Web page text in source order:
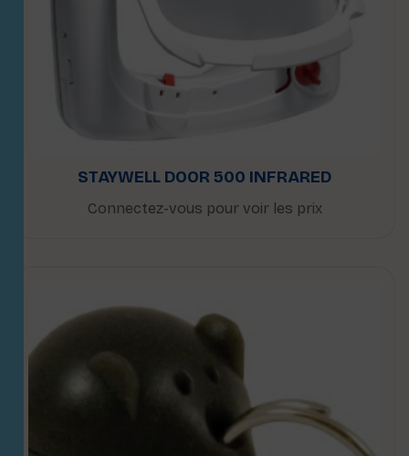
STAYWELL DOOR 500 INFRARED
Connectez-vous pour voir les prix